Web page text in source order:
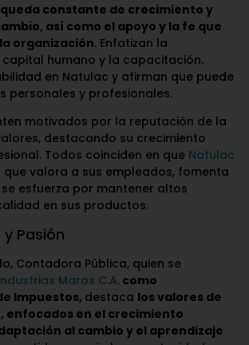
constante de crecimiento y
así como el apoyo y la fe que
organización. Enfatizan la
humano y la capacitación.
en Natulac y afirman que puede
personales y profesionales.
motivados por la reputación de la
destacando su crecimiento
Todos coinciden en que Natulac
que valora a sus empleados, fomenta
esfuerza por mantener altos
en sus productos.
Pasión
Contadora Pública, quien se
Maros C.A. como
Impuestos, destaca los valores de
enfocados en el crecimiento
al cambio y el aprendizaje